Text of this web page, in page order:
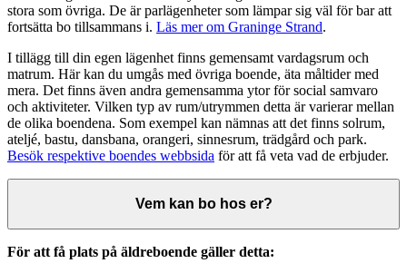
stora som övriga. De är parlägenheter som lämpar sig väl för bar att
fortsätta bo tillsammans i. Läs mer om Graninge Strand.
I tillägg till din egen lägenhet finns gemensamt vardagsrum och
matrum. Här kan du umgås med övriga boende, äta måltider med
mera. Det finns även andra gemensamma ytor för social samvaro
och aktiviteter. Vilken typ av rum/utrymmen detta är varierar mellan
de olika boendena. Som exempel kan nämnas att det finns solrum,
ateljé, bastu, dansbana, orangeri, sinnesrum, trädgård och park.
Besök respektive boendes webbsida för att få veta vad de erbjuder.
Vem kan bo hos er?
För att få plats på äldreboende gäller detta: